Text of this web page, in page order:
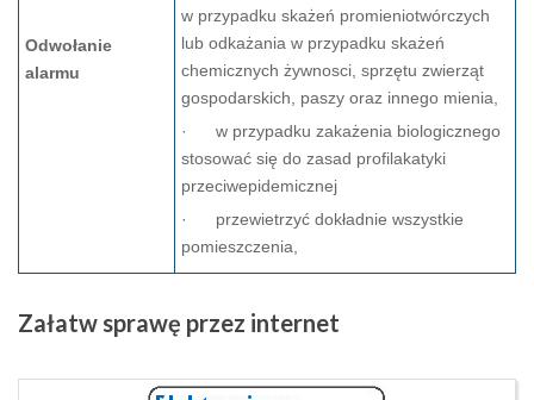
Odwołanie
alarmu
w przypadku skażeń promieniotwórczych
lub odkażania w przypadku skażeń
chemicznych żywnosci, sprzętu zwierząt
gospodarskich, paszy oraz innego mienia,
· w przypadku zakażenia biologicznego
stosować się do zasad profilakatyki
przeciwepidemicznej
· przewietrzyć dokładnie wszystkie
pomieszczenia,
Załatw sprawę przez internet